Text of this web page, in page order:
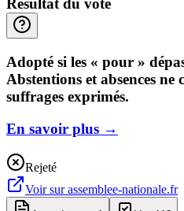
Résultat du vote
Adopté si les « pour »
Abstentions et absences ne
suffrages exprimés.
En savoir plus →
Rejeté
Voir surassemblee-nationale.fr